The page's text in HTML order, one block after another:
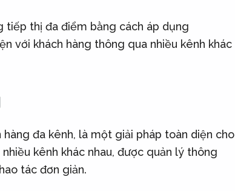
tiếp thị đa điểm bằng cách áp dụng
với khách hàng thông qua nhiều kênh khác
hàng đa kênh, là một giải pháp toàn diện cho
kênh khác nhau, được quản lý thông
tác đơn giản.